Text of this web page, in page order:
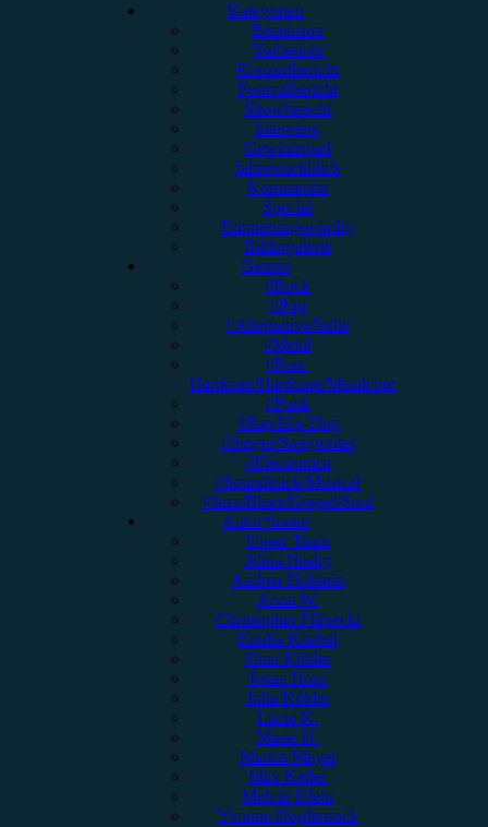
Kategorien
Rezension
Vorbericht
Konzertbericht
Festivalbericht
Showbericht
Interview
Gewinnspiel
Jahresrückblick
Kommentar
Special
Erinnerungswürdig
Bildergalerie
Genres
#Rock
#Pop
#Alternative/Indie
#Metal
#Post-
Hardcore/Hardcore/Metalcore
#Punk
#Rap/Hip-Hop
#Singer/Songwriter
#Electronica
#Soundtrack/Musical
#Jazz/Blues/Gospel/Soul
Autor*innen
Unser Team
Alina Hasky
Andrea Holstein
Anna W.
Christopher Filipecki
Emilia Knebel
Gina Köhler
Jonas Horn
Julia Köhler
Lucie K.
Marie H.
Marius Meyer
Max Keller
Melvin Klein
Yvonne Hopfensack